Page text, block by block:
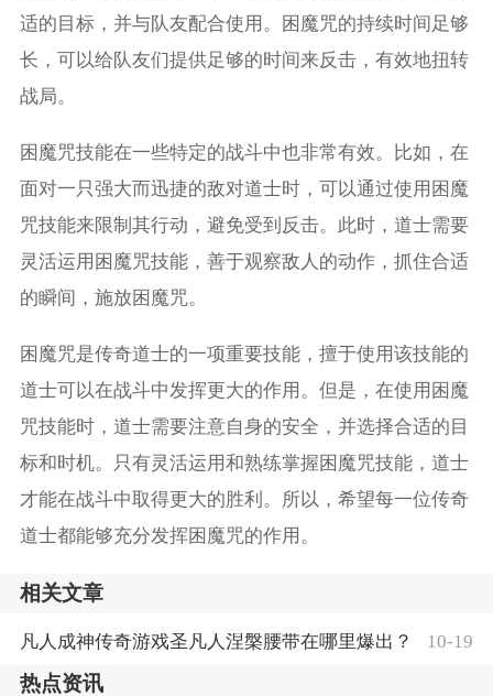
适的目标，并与队友配合使用。困魔咒的持续时间足够
长，可以给队友们提供足够的时间来反击，有效地扭转
战局。
困魔咒技能在一些特定的战斗中也非常有效。比如，在
面对一只强大而迅捷的敌对道士时，可以通过使用困魔
咒技能来限制其行动，避免受到反击。此时，道士需要
灵活运用困魔咒技能，善于观察敌人的动作，抓住合适
的瞬间，施放困魔咒。
困魔咒是传奇道士的一项重要技能，擅于使用该技能的
道士可以在战斗中发挥更大的作用。但是，在使用困魔
咒技能时，道士需要注意自身的安全，并选择合适的目
标和时机。只有灵活运用和熟练掌握困魔咒技能，道士
才能在战斗中取得更大的胜利。所以，希望每一位传奇
道士都能够充分发挥困魔咒的作用。
相关文章
凡人成神传奇游戏圣凡人涅槃腰带在哪里爆出？ 10-19
热点资讯